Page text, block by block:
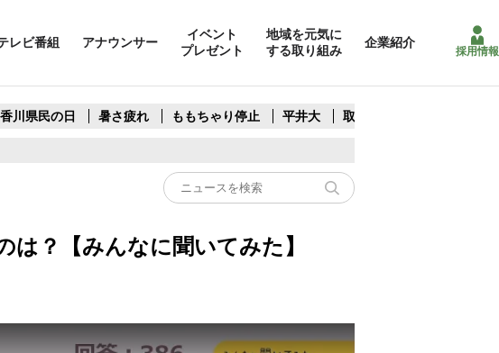
レビ番組 アナウンサー
イベント
プレゼント
地域を元気に
する取り組み
企業紹介
採用情報
香川県民の日 暑さ疲れ ももちゃり停止 平井大 取水制限
？【みんなに聞いてみた】